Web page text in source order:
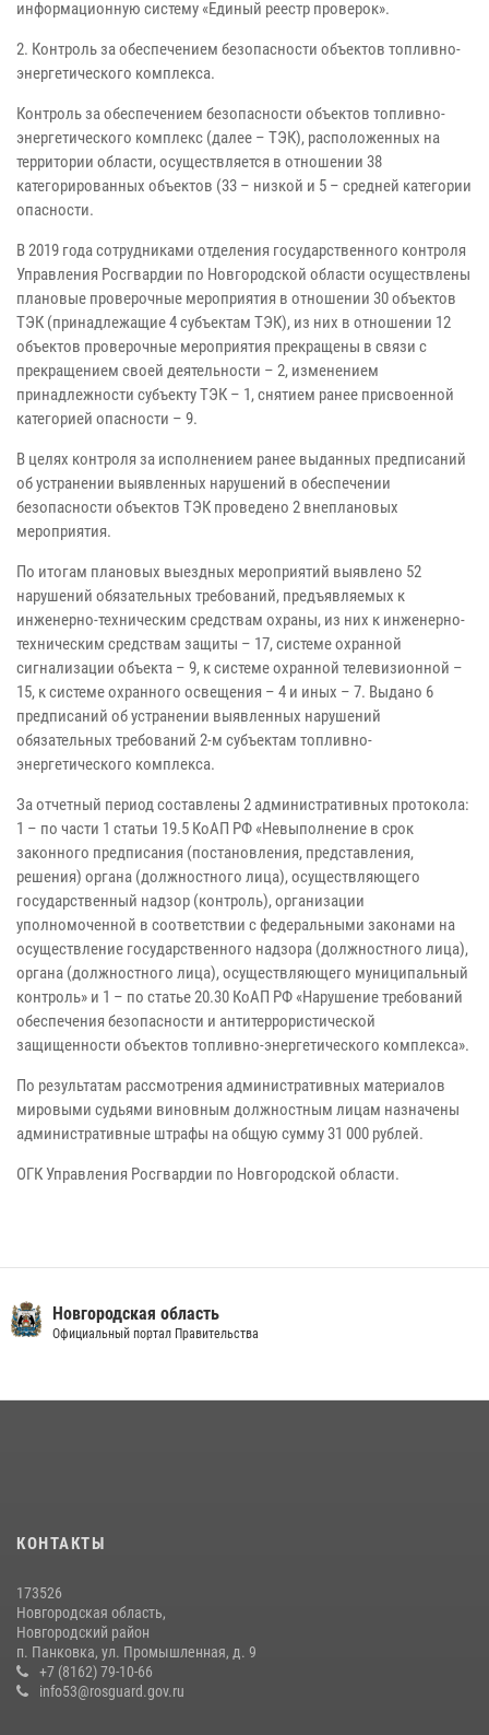
информационную систему «Единый реестр проверок».
2. Контроль за обеспечением безопасности объектов топливно-
энергетического комплекса.
Контроль за обеспечением безопасности объектов топливно-
энергетического комплекс (далее – ТЭК), расположенных на
территории области, осуществляется в отношении 38
категорированных объектов (33 – низкой и 5 – средней категории
опасности.
В 2019 года сотрудниками отделения государственного контроля
Управления Росгвардии по Новгородской области осуществлены
плановые проверочные мероприятия в отношении 30 объектов
ТЭК (принадлежащие 4 субъектам ТЭК), из них в отношении 12
объектов проверочные мероприятия прекращены в связи с
прекращением своей деятельности – 2, изменением
принадлежности субъекту ТЭК – 1, снятием ранее присвоенной
категорией опасности – 9.
В целях контроля за исполнением ранее выданных предписаний
об устранении выявленных нарушений в обеспечении
безопасности объектов ТЭК проведено 2 внеплановых
мероприятия.
По итогам плановых выездных мероприятий выявлено 52
нарушений обязательных требований, предъявляемых к
инженерно-техническим средствам охраны, из них к инженерно-
техническим средствам защиты – 17, системе охранной
сигнализации объекта – 9, к системе охранной телевизионной –
15, к системе охранного освещения – 4 и иных – 7. Выдано 6
предписаний об устранении выявленных нарушений
обязательных требований 2-м субъектам топливно-
энергетического комплекса.
За отчетный период составлены 2 административных протокола:
1 – по части 1 статьи 19.5 КоАП РФ «Невыполнение в срок
законного предписания (постановления, представления,
решения) органа (должностного лица), осуществляющего
государственный надзор (контроль), организации
уполномоченной в соответствии с федеральными законами на
осуществление государственного надзора (должностного лица),
органа (должностного лица), осуществляющего муниципальный
контроль» и 1 – по статье 20.30 КоАП РФ «Нарушение требований
обеспечения безопасности и антитеррористической
защищенности объектов топливно-энергетического комплекса».
По результатам рассмотрения административных материалов
мировыми судьями виновным должностным лицам назначены
административные штрафы на общую сумму 31 000 рублей.
ОГК Управления Росгвардии по Новгородской области.
Новгородская область
Официальный портал Правительства
КОНТАКТЫ
173526
Новгородская область,
Новгородский район
п. Панковка, ул. Промышленная, д. 9
+7 (8162) 79-10-66
info53@rosguard.gov.ru